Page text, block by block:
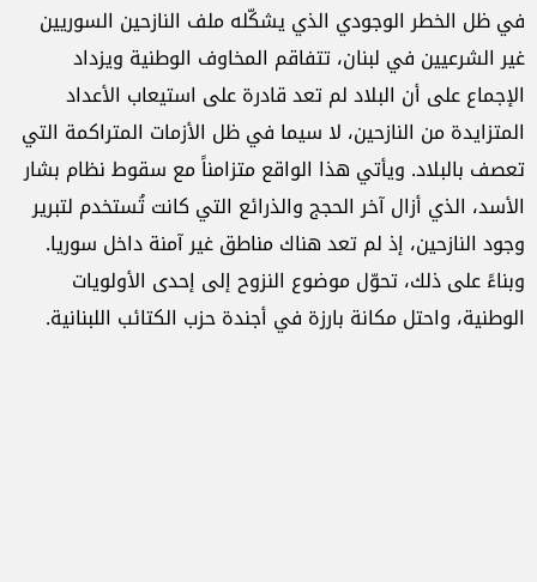
في ظل الخطر الوجودي الذي يشكّله ملف النازحين السوريين
غير الشرعيين في لبنان، تتفاقم المخاوف الوطنية ويزداد
الإجماع على أن البلاد لم تعد قادرة على استيعاب الأعداد
المتزايدة من النازحين، لا سيما في ظل الأزمات المتراكمة التي
تعصف بالبلاد. ويأتي هذا الواقع متزامناً مع سقوط نظام بشار
الأسد، الذي أزال آخر الحجج والذرائع التي كانت تُستخدم لتبرير
وجود النازحين، إذ لم تعد هناك مناطق غير آمنة داخل سوريا.
وبناءً على ذلك، تحوّل موضوع النزوح إلى إحدى الأولويات
الوطنية، واحتل مكانة بارزة في أجندة حزب الكتائب اللبنانية.